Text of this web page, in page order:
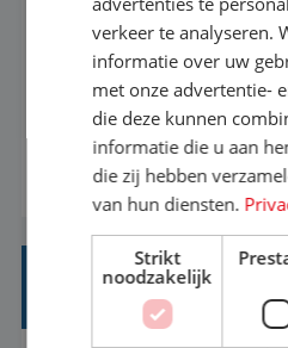
Met jouw ervaring in de
achtergrond in toerisme
volgende stap. Vanaf je
wereld over en speel je
wensen van je team, je
reiswereld gebeurt. Met
klanten te overtuigen om
boeken! ...
BEKIJK VACATURE
REISADVISEUR JUNIOR
verkeer te analyseren.
informatie over uw
met onze advertentie-
die deze kunnen
informatie die u aan
die zij hebben
van hun diensten.
Strikt
noodzakelijk